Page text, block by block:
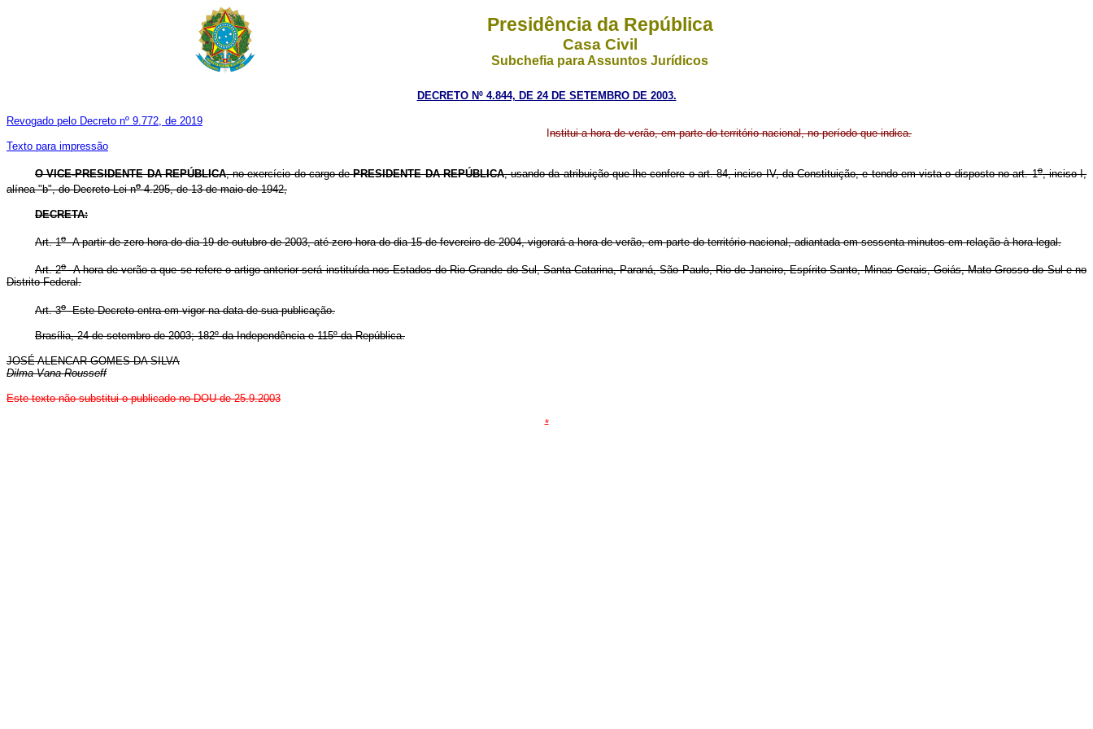
Presidência da República
Casa Civil
Subchefia para Assuntos Jurídicos
DECRETO Nº 4.844, DE 24 DE SETEMBRO DE 2003.
Revogado pelo Decreto nº 9.772, de 2019
Texto para impressão
nstitui a hora de verão, em parte do território nacional, no período que indica.
O VICE-PRESIDENTE DA REPÚBLICA, no exercício do cargo dePRESIDENTE DA REPÚBLICA, usando da atribuição que lhe confere o art. 84, inciso IV, da Constituição, e tendo em vista o disposto no art. 1o, inciso I,
alínea "b", do Decreto-Lei no4.295, de 13 de maio de 1942,
DECRETA:
Art. 1oA partir de zero hora do dia 19 de outubro de 2003, até zero hora do dia 15 de fevereiro de 2004, vigorará a hora de verão, em parte do território nacional, adiantada em sessenta minutos em relação à hora legal.
Art. 2oA hora de verão a que se refere o artigo anterior será instituída nos Estados do Rio Grande do Sul, Santa Catarina, Paraná, São Paulo, Rio de Janeiro, Espírito Santo, Minas Gerais, Goiás, Mato Grosso do Sul e no
Distrito Federal.
Art. 3oEste Decreto entra em vigor na data de sua publicação.
Brasília, 24 de setembro de 2003; 182º da Independência e 115º da República.
JOSÉ ALENCAR GOMES DA SILVA
Dilma Vana Rousseff
Este texto não substitui o publicado no DOU de 25.9.2003
*